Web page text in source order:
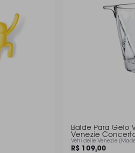
Balde Para Gelo
Venezie
Vetri delle Venezie
R$ 109,00